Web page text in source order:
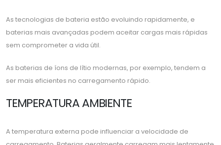
As tecnologias de bateria estão evoluindo rapidamente, e
baterias mais avançadas podem aceitar cargas mais rápidas
sem comprometer a vida útil.
As baterias de íons de lítio modernas, por exemplo, tendem a
ser mais eficientes no carregamento rápido.
TEMPERATURA AMBIENTE
A temperatura externa pode influenciar a velocidade de